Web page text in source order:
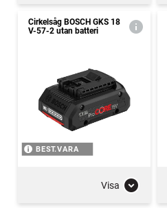
Cirkelsåg BOSCH GKS 18
V-57-2 utan batteri
BEST.VARA
Visa